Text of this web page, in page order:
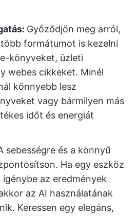
Győződjön meg arról,
formátumot is kezelni
könyveket, üzleti
webes cikkeket. Minél
könnyebb lesz
vagy bármilyen más
időt és energiát
sebességre és a könnyű
Ha egy eszköz
az eredmények
az AI használatának
Keressen egy elegáns,